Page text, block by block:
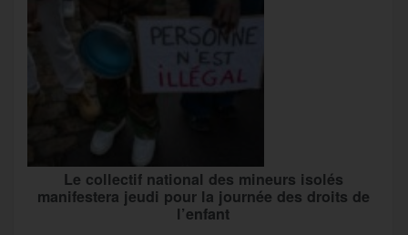
Le collectif national des mineurs isolés
manifestera jeudi pour la journée des droits de
l’enfant